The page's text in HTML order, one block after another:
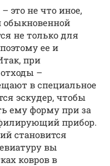
это не что иное,
обыкновенной
не только для
ее и
при
–
в специальное
эскудер, чтобы
ему форму при за
прибор.
становится
вы
ковров в